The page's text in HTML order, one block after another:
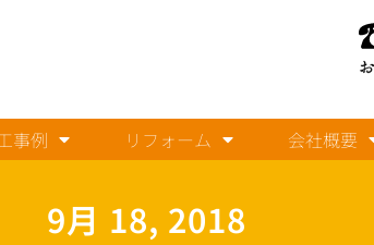
事例 リフォーム 会社概要
9月 18, 2018